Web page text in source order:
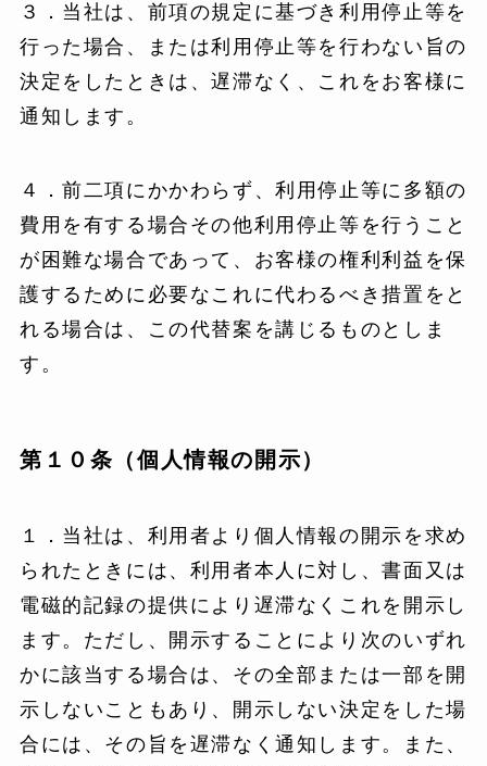
３．当社は、前項の規定に基づき利用停止等を
行った場合、または利用停止等を行わない旨の
決定をしたときは、遅滞なく、これをお客様に
通知します。
４．前二項にかかわらず、利用停止等に多額の
費用を有する場合その他利用停止等を行うこと
が困難な場合であって、お客様の権利利益を保
護するために必要なこれに代わるべき措置をと
れる場合は、この代替案を講じるものとしま
す。
第１０条（個人情報の開示）
１．当社は、利用者より個人情報の開示を求め
られたときには、利用者本人に対し、書面又は
電磁的記録の提供により遅滞なくこれを開示し
ます。ただし、開示することにより次のいずれ
かに該当する場合は、その全部または一部を開
示しないこともあり、開示しない決定をした場
合には、その旨を遅滞なく通知します。また、